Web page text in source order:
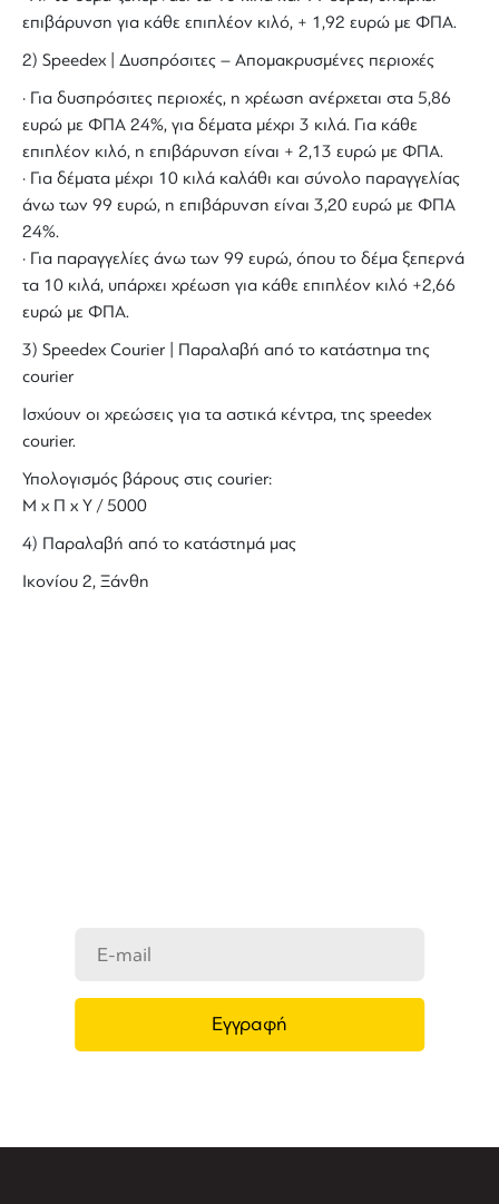
επιβάρυνση για κάθε επιπλέον κιλό, + 1,92 ευρώ με ΦΠΑ.
2) Speedex | Δυσπρόσιτες – Απομακρυσμένες περιοχές
· Για δυσπρόσιτες περιοχές, η χρέωση ανέρχεται στα 5,86
ευρώ με ΦΠΑ 24%, για δέματα μέχρι 3 κιλά. Για κάθε
επιπλέον κιλό, η επιβάρυνση είναι + 2,13 ευρώ με ΦΠΑ.
· Για δέματα μέχρι 10 κιλά καλάθι και σύνολο παραγγελίας
άνω των 99 ευρώ, η επιβάρυνση είναι 3,20 ευρώ με ΦΠΑ
24%.
· Για παραγγελίες άνω των 99 ευρώ, όπου το δέμα ξεπερνά
τα 10 κιλά, υπάρχει χρέωση για κάθε επιπλέον κιλό +2,66
ευρώ με ΦΠΑ.
3) Speedex Courier | Παραλαβή από το κατάστημα της
courier
Ισχύουν οι χρεώσεις για τα αστικά κέντρα, της speedex
courier.
Υπολογισμός βάρους στις courier:
Μ x Π x Y / 5000
4) Παραλαβή από το κατάστημά μας
Ικονίου 2, Ξάνθη